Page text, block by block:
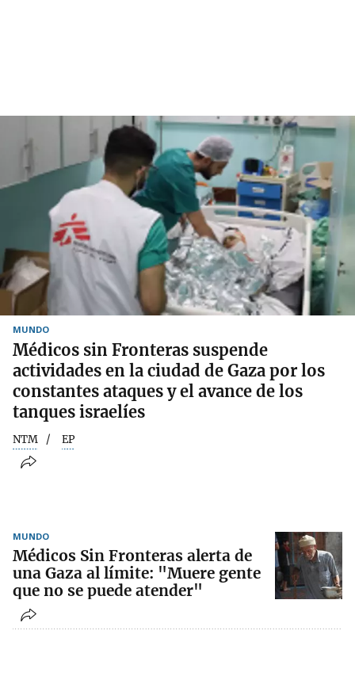
MUNDO
Médicos sin Fronteras suspende
actividades en la ciudad de Gaza por los
constantes ataques y el avance de los
tanques israelíes
NTM EP
MUNDO
Médicos Sin Fronteras alerta de
una Gaza al límite: "Muere gente
que no se puede atender"